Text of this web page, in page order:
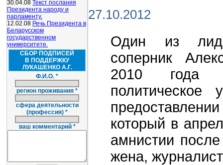
30.04.08 Текст послания
Президента народу и
парламенту.
12.02.08 Речь Президента в
Беларусском
государственном
университете.
СБОР ПОДПИСЕЙ
В ПОДДЕРЖКУ
ЛУКАШЕНКО А.Г.
Ф.И.О. *
регион проживания *
сфера деятельности
(профессия) *
ваш комментарий *
27.10.2012
Один из
соперник
2010 года
который в
амнистии
жена,